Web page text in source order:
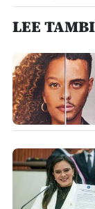
LEE